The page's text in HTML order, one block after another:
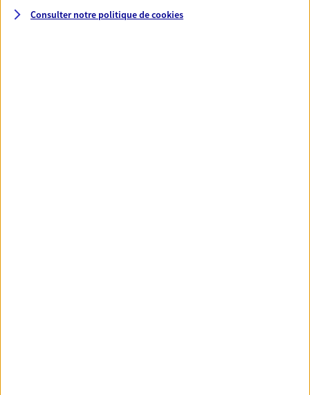
Couvrez vos dépenses de santé ainsi que celles de
votre famille avec la complémentaire santé qui
Consulter notre politique decookies